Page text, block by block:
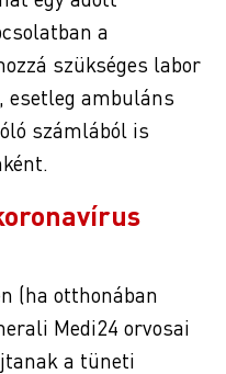
a
szükséges labor
ambuláns
számlából is
(ha otthonában
Medi24 orvosai
a tüneti